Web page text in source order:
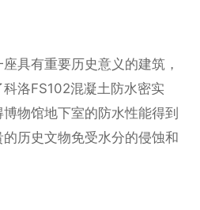
具有重要历史意义的建筑，
洛FS102混凝土防水密实
物馆地下室的防水性能得到
历史文物免受水分的侵蚀和